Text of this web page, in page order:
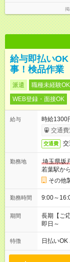
給与即払い
事！検品作業
派遣 職種未経験OK
WEB登録・面接OK
給与
時給1300
交通費
交通費 交
勤務地
埼玉県坂
若葉駅か
その他
勤務時間
期間
長期【ご
即日～
特徴 日払いOK